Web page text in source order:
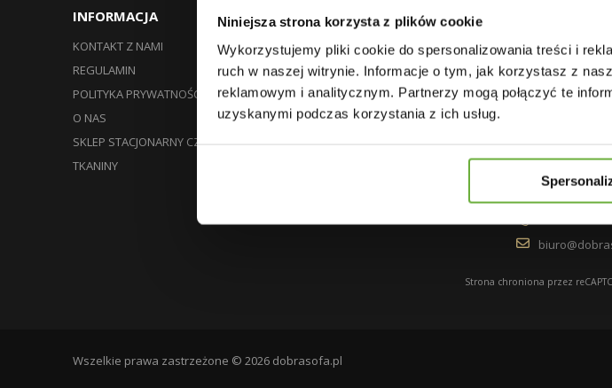
Niniejsza strona korzysta z plików cookie
Wykorzystujemy pliki cookie do spersonalizowania treści i
ruch w naszej witrynie. Informacje o tym, jak korzystasz z
reklamowym i analitycznym. Partnerzy mogą połączyć te
uzyskanymi podczas korzystania z ich usług.
INFORMACJA
KONTAKT Z NAMI
REGULAMIN
POLITYKA PRYWATNOŚCI I COOKIES
O NAS
SKLEP STACJONARNY CZECHOWICE-DZIEDZICE
TKANINY
MOJE KONTO
MOJE ZAMÓWIENIA
MOJE ZWROTY PRODUKTÓW
MOJE RACHUNKI
MOJE ADRESY
MOJE INFORMACJE OSOBISTE
Konto w ING
44 1050 1070
8349 1861,
Z O.O. ul.
0001088007,
528034875,
6521755135,
zakładowy
Strona chroniona przez
Wszelkie prawa zastrzeżone © 2026 dobrasofa.pl